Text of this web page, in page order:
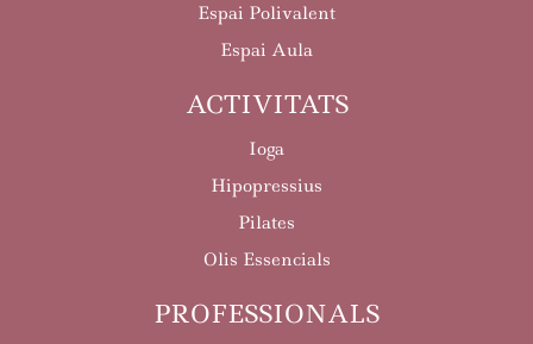
Espai Polivalent
Espai Aula
ACTIVITATS
Ioga
Hipopressius
Pilates
Olis Essencials
PROFESSIONALS